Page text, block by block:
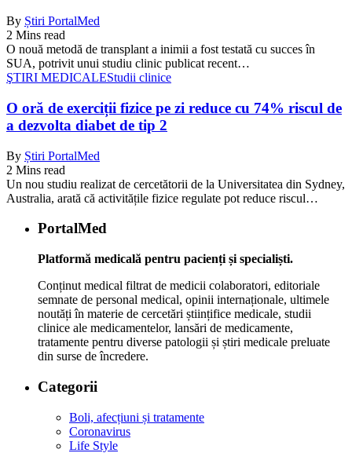
By Știri PortalMed
2 Mins read
O nouă metodă de transplant a inimii a fost testată cu succes în
SUA, potrivit unui studiu clinic publicat recent…
ŞTIRI MEDICALEStudii clinice
O oră de exerciții fizice pe zi reduce cu 74% riscul de
a dezvolta diabet de tip 2
By Știri PortalMed
2 Mins read
Un nou studiu realizat de cercetătorii de la Universitatea din Sydney,
Australia, arată că activitățile fizice regulate pot reduce riscul…
PortalMed
Platformă medicală pentru pacienți și specialiști.
Conținut medical filtrat de medicii colaboratori, editoriale
semnate de personal medical, opinii internaționale, ultimele
noutăți în materie de cercetări științifice medicale, studii
clinice ale medicamentelor, lansări de medicamente,
tratamente pentru diverse patologii și știri medicale preluate
din surse de încredere.
Categorii
Boli, afecțiuni și tratamente
Coronavirus
Life Style